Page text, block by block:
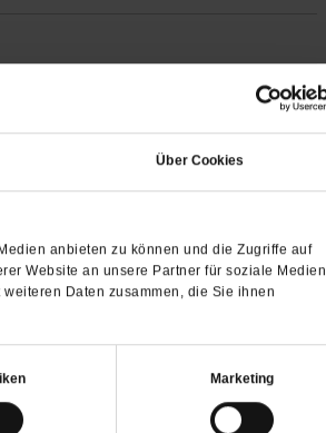
Über Cookies
anbieten zu können und die Zugriffe auf
Website an unsere Partner für soziale Medien,
Daten zusammen, die Sie ihnen
Marketing
Museum